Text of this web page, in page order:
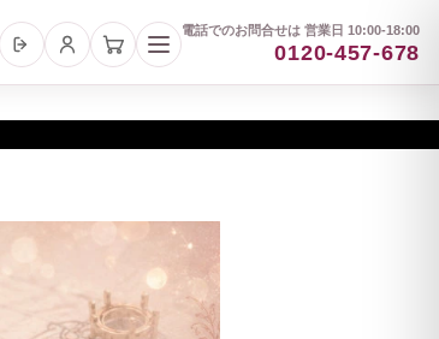
電話でのお問合せは 営業日 10:00-18:00
0120-457-678